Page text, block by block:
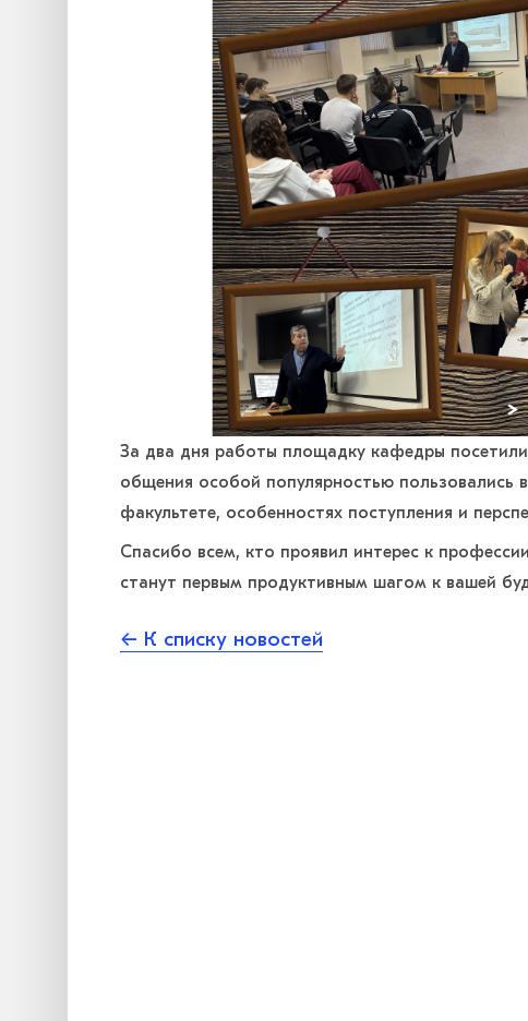
За два дня работы площадку кафедры
общения особой популярностью
факультете, особенностях поступления и
Спасибо всем, кто проявил интерес к
станут первым продуктивным шагом к вашей
← К списку новостей